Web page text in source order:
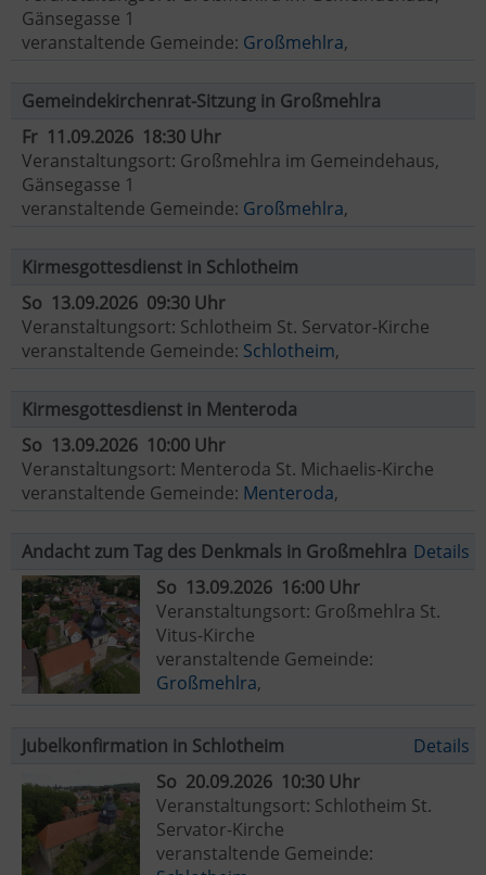
Gänsegasse 1
veranstaltende Gemeinde: Großmehlra,
Gemeindekirchenrat-Sitzung in Großmehlra
Fr 11.09.2026 18:30 Uhr
Veranstaltungsort: Großmehlra im Gemeindehaus,
Gänsegasse 1
veranstaltende Gemeinde: Großmehlra,
Kirmesgottesdienst in Schlotheim
So 13.09.2026 09:30 Uhr
Veranstaltungsort: Schlotheim St. Servator-Kirche
veranstaltende Gemeinde: Schlotheim,
Kirmesgottesdienst in Menteroda
So 13.09.2026 10:00 Uhr
Veranstaltungsort: Menteroda St. Michaelis-Kirche
veranstaltende Gemeinde: Menteroda,
Andacht zum Tag des Denkmals in Großmehlra Details
So 13.09.2026 16:00 Uhr
Veranstaltungsort: Großmehlra St.
Vitus-Kirche
veranstaltende Gemeinde:
Großmehlra,
Jubelkonfirmation in Schlotheim
Details
So 20.09.2026 10:30 Uhr
Veranstaltungsort: Schlotheim St.
Servator-Kirche
veranstaltende Gemeinde: